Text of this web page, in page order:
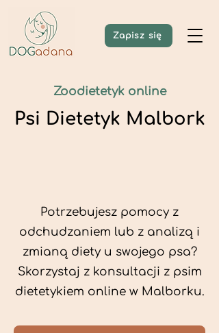
Zapisz się
Zoodietetyk online
Psi Dietetyk Malbork
Potrzebujesz pomocy z
odchudzaniem lub z analizą i
zmianą diety u swojego psa?
Skorzystaj z konsultacji z psim
dietetykiem online w Malborku.